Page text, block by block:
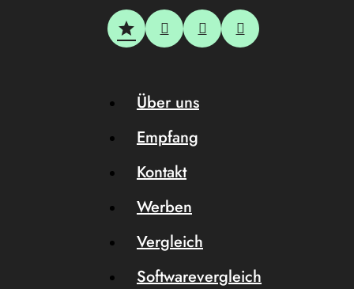
Über uns
Empfang
Kontakt
Werben
Vergleich
Softwarevergleich